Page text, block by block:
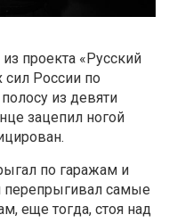
проекта « Русский
России по
из девяти
зацепил ногой
по гаражам и
перепрыгивал самые
еще тогда, стоя над